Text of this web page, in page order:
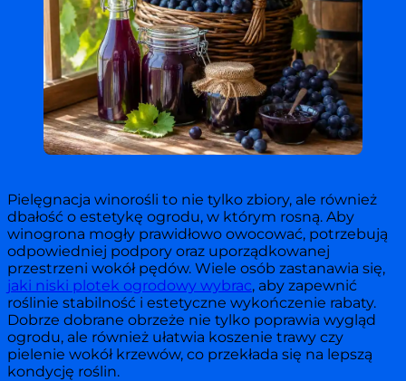
Pielęgnacja winorośli to nie tylko zbiory, ale również
dbałość o estetykę ogrodu, w którym rosną. Aby
winogrona mogły prawidłowo owocować, potrzebują
odpowiedniej podpory oraz uporządkowanej
przestrzeni wokół pędów. Wiele osób zastanawia się,
jaki niski plotek ogrodowy wybrac, aby zapewnić
roślinie stabilność i estetyczne wykończenie rabaty.
Dobrze dobrane obrzeże nie tylko poprawia wygląd
ogrodu, ale również ułatwia koszenie trawy czy
pielenie wokół krzewów, co przekłada się na lepszą
kondycję roślin.